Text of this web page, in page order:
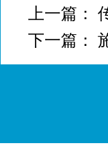
上一篇：
下一篇：